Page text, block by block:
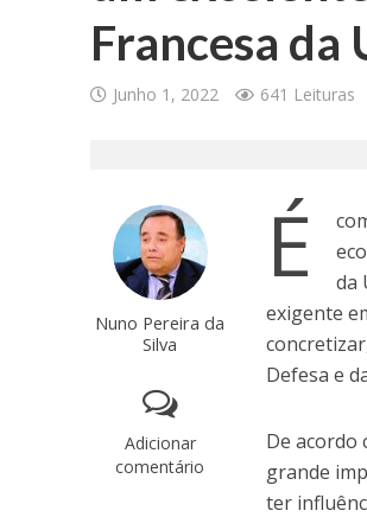
Francesa da
Junho 1, 2022 641 Leituras
Nuno Pereira da
Silva
Adicionar
comentário
É
da
exigente
Defesa e
De acordo
grande
ter